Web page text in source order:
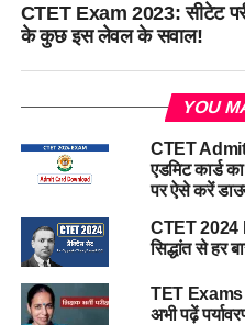
CTET Exam 2023: सीटेट
के कुछ इस लेवल के सवाल!
YOU
CTET Admit
एडमिट कार्ड
पर ऐसे करें
CTET 2024
सिद्धांत से हर
TET Exams
अभी पढ़ें